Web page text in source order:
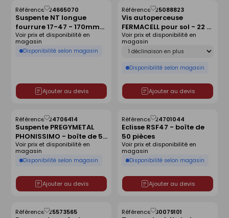
Suspente NT longue
fourrure 17-47 - 170mm-
boîte de 100 pièces
Référence :24665070
Disponibilité selon magasin
Voir prix et disponibilité en
magasin
Ajouter au devis
Enregistrer
comme
liste
Vis autoperceuse
FERMACELL pour sol - 22 x
3,9 mm - boîte de 1000
pièces
Référence :25088823
Déclinaison
Disponibilité selon magasin
Voir prix et disponibilité en
magasin
Ajouter au devis
Enregistrer
comme
liste
Suspente PREGYMETAL
PHONISSIMO - boîte de 50
pièces
Référence :24706414
Disponibilité selon magasin
Voir prix et disponibilité en
magasin
Ajouter au devis
Enregistrer
comme
liste
Eclisse RSF47 - boîte de
50 pièces
Référence :24701044
Disponibilité selon magasin
Voir prix et disponibilité en
magasin
Ajouter au devis
Enregistrer
comme
liste
Référence :25573565
Enregistrer
Référence :30079101
Enregistrer